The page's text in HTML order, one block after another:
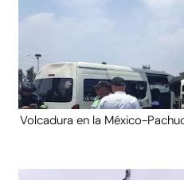
Volcadura en la México-